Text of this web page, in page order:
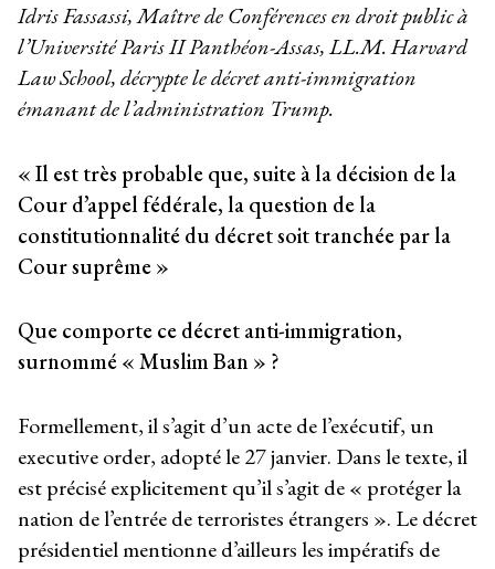
Idris Fassassi, Maître de Conférences en droit public à
l’Université Paris II Panthéon-Assas, LL.M. Harvard
Law School, décrypte le décret anti-immigration
émanant de l’administration Trump.
« Il est très probable que, suite à la décision de la
Cour d’appel fédérale, la question de la
constitutionnalité du décret soit tranchée par la
Cour suprême »
Que comporte ce décret anti-immigration,
surnommé « Muslim Ban » ?
Formellement, il s’agit d’un acte de l’exécutif, un
executive order, adopté le 27 janvier. Dans le texte, il
est précisé explicitement qu’il s’agit de « protéger la
nation de l’entrée de terroristes étrangers ». Le décret
présidentiel mentionne d’ailleurs les impératifs de